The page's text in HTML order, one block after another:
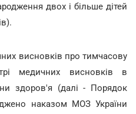
двох і більше дітей
висновків про тимчасову
медичних висновків в
здоров'я (далі - Порядок
наказом МОЗ України